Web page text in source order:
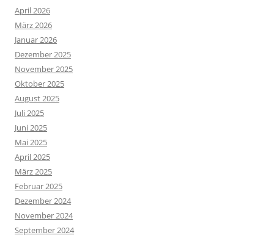
April 2026
März 2026
Januar 2026
Dezember 2025
November 2025
Oktober 2025
August 2025
Juli 2025
Juni 2025
Mai 2025
April 2025
März 2025
Februar 2025
Dezember 2024
November 2024
September 2024